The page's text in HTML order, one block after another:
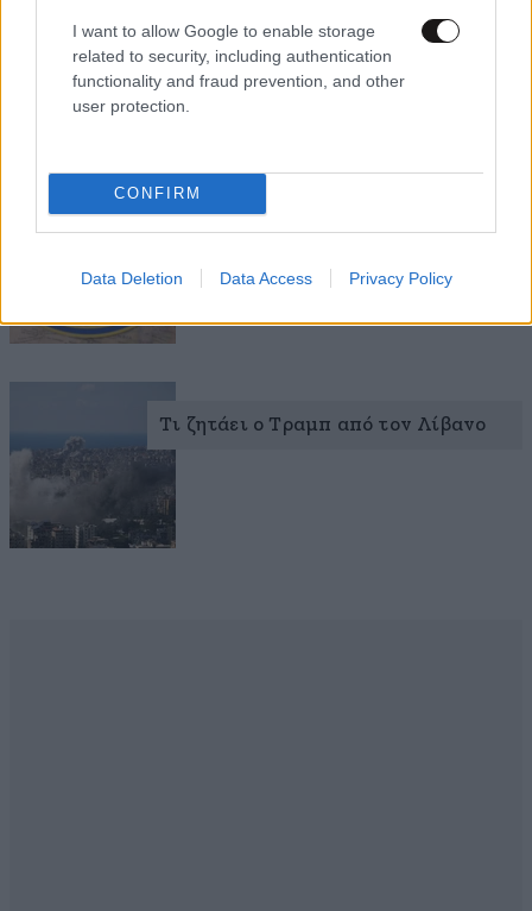
I want to allow Google to enable storage
related to security, including authentication
functionality and fraud prevention, and other
user protection.
CONFIRM
Data Deletion Data Access Privacy Policy
Ακολουθήστετο Newsbeastστο Viber και
μάθετε
πρώτοι τα σημαντικότερα νέα
Αμφιβολίες στη CIA για τις
πυρηνικά – Εσωτερικές διαφωνίες
Τι ζητάει ο Τραμπ από τον Λίβανο